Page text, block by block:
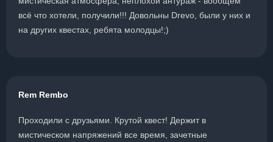
всё что хотели, получили!!! Довольны Drevo, были у них и
на других квестах, ребята молодцы!;)
Rem Rembo
Проходили с друзьями. Крутой квест! Держит в
мистическом напряжений все время, зачетные